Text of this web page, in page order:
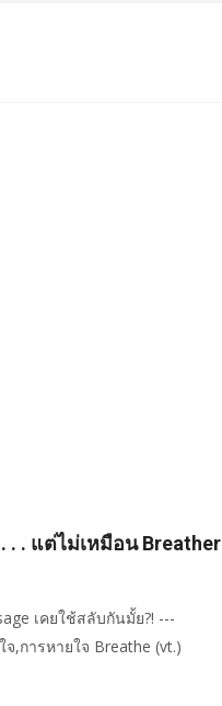
. . แต่ไม่เหมือน Breather
เคยใช้สลับกันมั้ย?! ---
,การหายใจ Breathe (vt.)